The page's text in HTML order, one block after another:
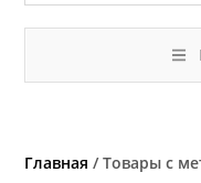
Главная / Товары с